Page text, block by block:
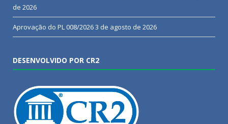
de 2026
Aprovação do PL 008/20263 de agosto de 2026
DESENVOLVIDO POR CR2